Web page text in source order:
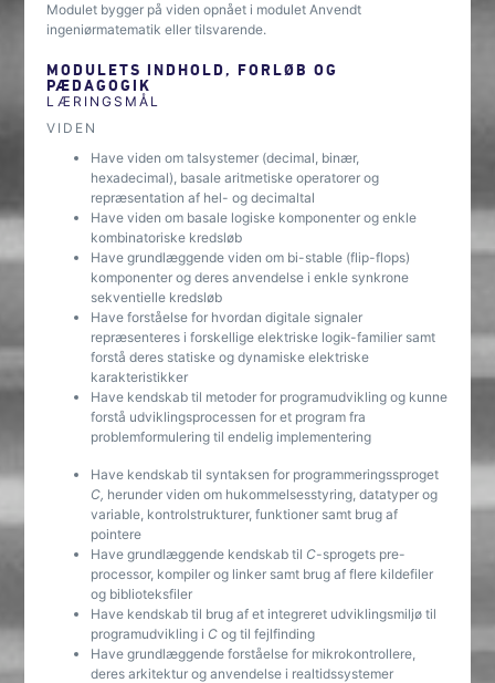
Modulet bygger på viden opnået i modulet Anvendt
ingeniørmatematik eller tilsvarende.
MODULETS INDHOLD, FORLØB OG
PÆDAGOGIK
LÆRINGSMÅL
VIDEN
Have viden om talsystemer (decimal, binær,
hexadecimal), basale aritmetiske operatorer og
repræsentation af hel- og decimaltal
Have viden om basale logiske komponenter og enkle
kombinatoriske kredsløb
Have grundlæggende viden om bi-stable (flip-flops)
komponenter og deres anvendelse i enkle synkrone
sekventielle kredsløb
Have forståelse for hvordan digitale signaler
repræsenteres i forskellige elektriske logik-familier samt
forstå deres statiske og dynamiske elektriske
karakteristikker
Have kendskab til metoder for programudvikling og kunne
forstå udviklingsprocessen for et program fra
problemformulering til endelig implementering
Have kendskab til syntaksen for programmeringssproget
C, herunder viden om hukommelsesstyring, datatyper og
variable, kontrolstrukturer, funktioner samt brug af
pointere
Have grundlæggende kendskab til C-sprogets pre-
processor, kompiler og linker samt brug af flere kildefiler
og biblioteksfiler
Have kendskab til brug af et integreret udviklingsmiljø til
programudvikling i C og til fejlfinding
Have grundlæggende forståelse for mikrokontrollere,
deres arkitektur og anvendelse i realtidssystemer